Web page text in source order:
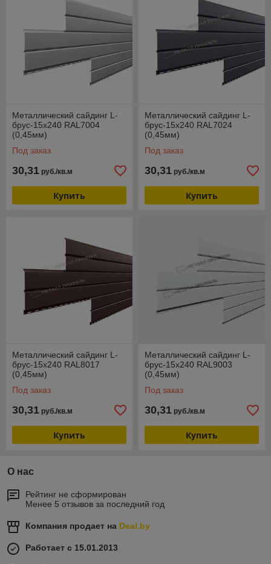
Металлический сайдинг L-
брус-15х240 RAL7004
(0,45мм)
Под заказ
30,31 руб./кв.м
Купить
Металлический сайдинг L-
брус-15х240 RAL7024
(0,45мм)
Под заказ
30,31 руб./кв.м
Купить
Металлический сайдинг L-
брус-15х240 RAL8017
(0,45мм)
Под заказ
30,31 руб./кв.м
Купить
Металлический сайдинг L-
брус-15х240 RAL9003
(0,45мм)
Под заказ
30,31 руб./кв.м
Купить
О нас
Рейтинг не сформирован
Менее 5 отзывов за последний год
Компания продает на Deal.by
Работает с 15.01.2013